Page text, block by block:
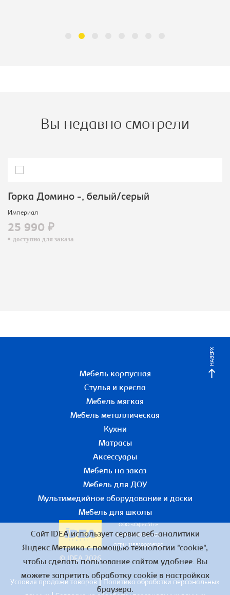
Вы недавно смотрели
Горка Домино -, белый/серый
Империал
25 990 ₽
доступно для заказа
НАВЕРХ
Мебель корпусная
Стулья и кресла
Мебель мягкая
Мебель металлическая
Кухни
Матрасы
Аксессуары
Мебель на заказ
Мебель для ДОУ
Мультимедийное оборудование и доски
Мебель для школы
© IDEA 2026
ООО «Офис51+»
ИНН 5190055780
ОГРН 1155190016190
Условия продажи товаров | Политика обработки персональных
Сайт IDEA использует сервис веб-аналитики
Яндекс.Метрика с помощью технологии "cookie",
чтобы сделать пользование сайтом удобнее. Вы
можете запретить обработку cookie в настройках
браузера.